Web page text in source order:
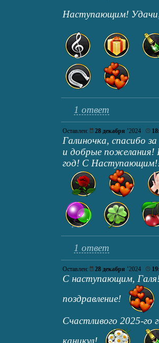
Наступающим!
1 ответ
Оставлен: 28 декабря ’2024
Галиночка, спасибо за
и добрые
год! С
1 ответ
Оставлен: 28 декабря ’2024
С наступающим,
поздравление!
Счастливого 2025-го